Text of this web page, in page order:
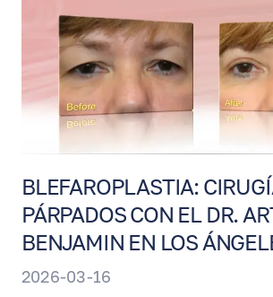
BLEFAROPLASTIA:
PÁRPADOS CON EL DR.
BENJAMIN EN LOS
2026-03-16